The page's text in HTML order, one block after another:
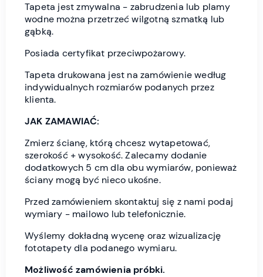
Tapeta jest zmywalna - zabrudzenia lub plamy
wodne można przetrzeć wilgotną szmatką lub
gąbką.
Posiada certyfikat przeciwpożarowy.
Tapeta drukowana jest na zamówienie według
indywidualnych rozmiarów podanych przez
klienta.
JAK ZAMAWIAĆ:
Zmierz ścianę, którą chcesz wytapetować,
szerokość + wysokość. Zalecamy dodanie
dodatkowych 5 cm dla obu wymiarów, ponieważ
ściany mogą być nieco ukośne.
Przed zamówieniem skontaktuj się z nami podaj
wymiary - mailowo lub telefonicznie.
Wyślemy dokładną wycenę oraz wizualizację
fototapety dla podanego wymiaru.
Możliwość zamówienia próbki.